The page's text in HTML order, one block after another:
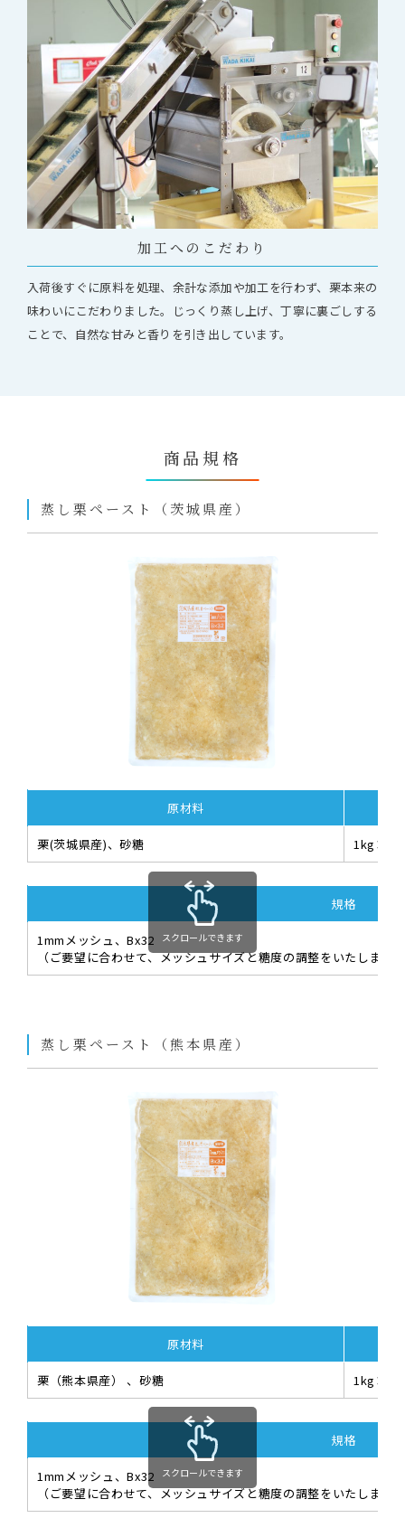
加工へのこだわり
入荷後すぐに原料を処理、余計な添加や加工を行わず、栗本来の
味わいにこだわりました。じっくり蒸し上げ、丁寧に裏ごしする
ことで、自然な甘みと香りを引き出しています。
商品規格
蒸し栗ペースト（茨城県産）
原材料
栗(茨城県産)、砂糖
規格
1mmメッシュ、Bx32
（ご要望に合わせて、メッシュサイズと糖度の調整をいたします
スクロールできます
蒸し栗ペースト（熊本県産）
原材料
栗（熊本県産） 、砂糖
規格
1mmメッシュ、Bx32
（ご要望に合わせて、メッシュサイズと糖度の調整をいたします
スクロールできます